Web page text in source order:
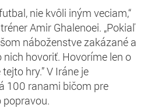
nie kvôli iným veciam,“
Amir Ghalenoei. „Pokiaľ
náboženstve zakázané a
nich hovoriť. Hovoríme len o
hry.”V Iráne je
100 ranami bičom pre
popravou.